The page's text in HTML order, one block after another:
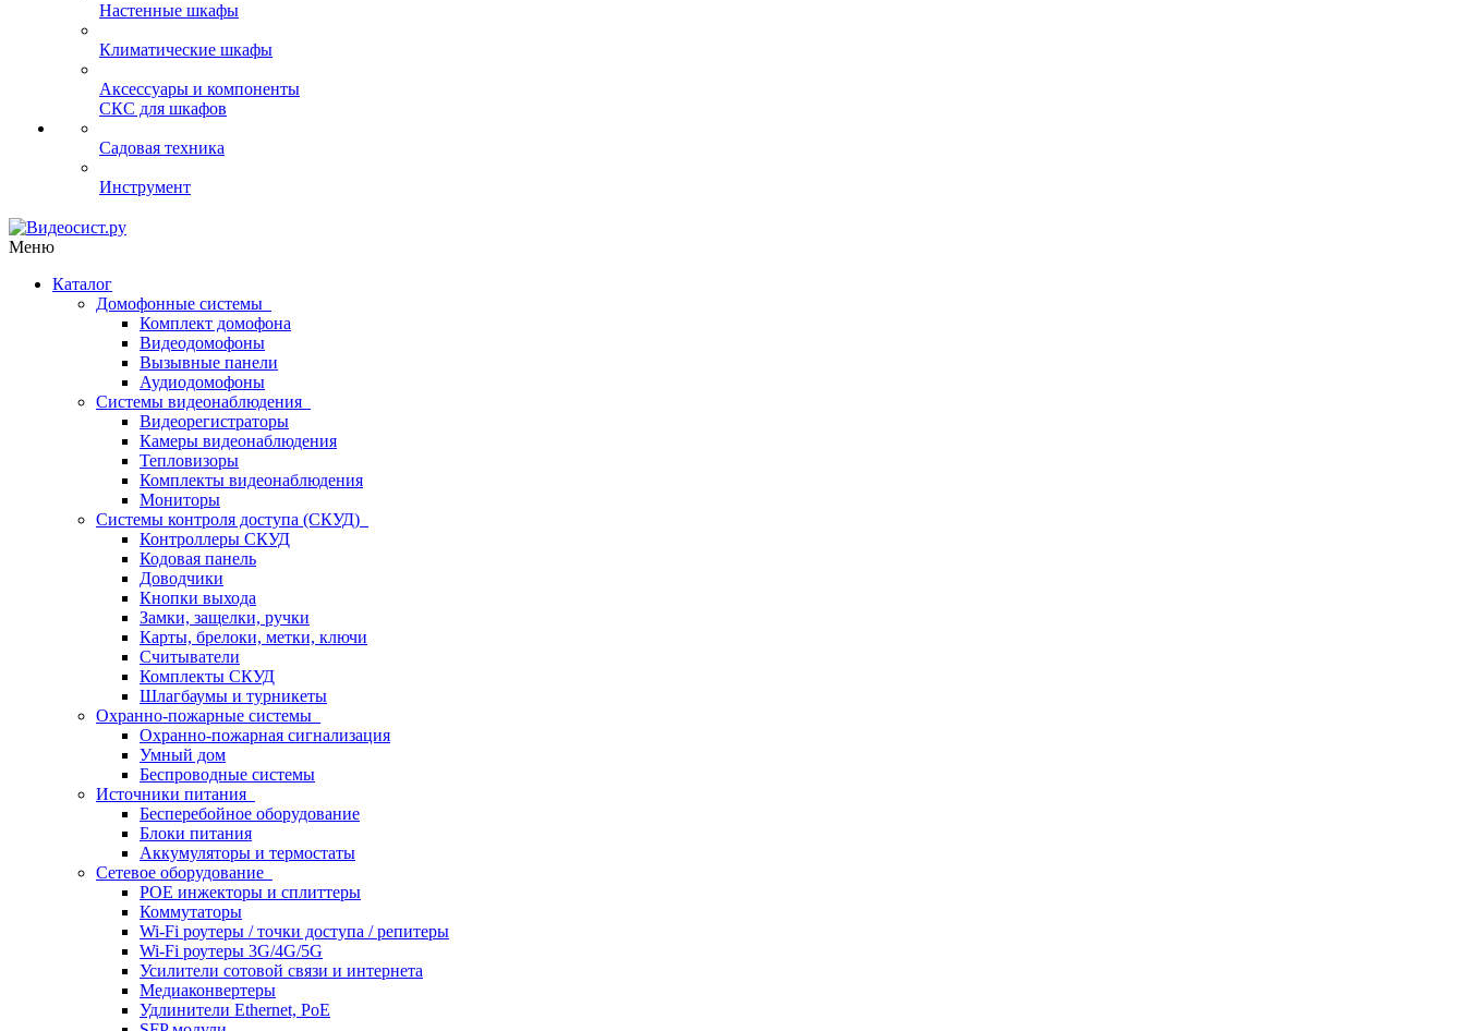
Настенные шкафы
Климатические шкафы
Аксессуары и компоненты
СКС для шкафов
Садовая техника
Инструмент
Меню
Каталог
Домофонные системы
Комплект домофона
Видеодомофоны
Вызывные панели
Аудиодомофоны
Системы видеонаблюдения
Видеорегистраторы
Камеры видеонаблюдения
Тепловизоры
Комплекты видеонаблюдения
Мониторы
Системы контроля доступа (СКУД)
Контроллеры СКУД
Кодовая панель
Доводчики
Кнопки выхода
Замки, защелки, ручки
Карты, брелоки, метки, ключи
Считыватели
Комплекты СКУД
Шлагбаумы и турникеты
Охранно-пожарные системы
Охранно-пожарная сигнализация
Умный дом
Беспроводные системы
Источники питания
Бесперебойное оборудование
Блоки питания
Аккумуляторы и термостаты
Сетевое оборудование
POE инжекторы и сплиттеры
Коммутаторы
Wi-Fi роутеры / точки доступа / репитеры
Wi-Fi роутеры 3G/4G/5G
Усилители сотовой связи и интернета
Медиаконвертеры
Удлинители Ethernet, PoE